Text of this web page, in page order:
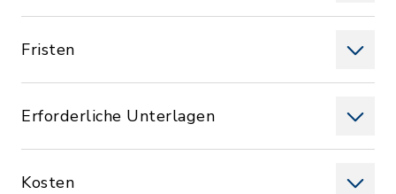
Fristen
Erforderliche Unterlagen
Kosten